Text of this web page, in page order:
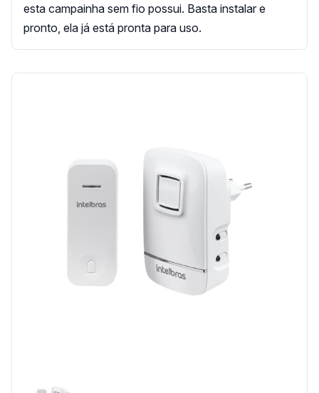
esta campainha sem fio possui. Basta instalar e
pronto, ela já está pronta para uso.